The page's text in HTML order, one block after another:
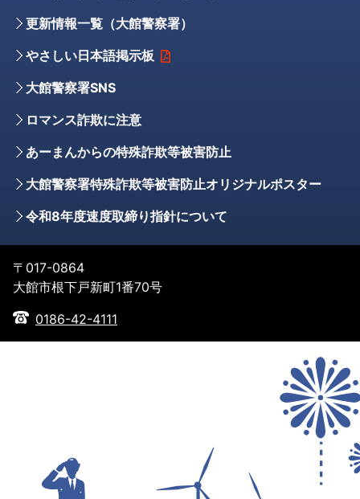
更新情報一覧（大館警察署）
やさしい日本語掲示板
大館警察署SNS
ロマンス詐欺に注意
あーまんからの特殊詐欺等被害防止
大館警察署特殊詐欺等被害防止オリジナルポスター
令和8年度速度取締り指針について
〒017-0864
大館市根下戸新町1番70号
0186-42-4111